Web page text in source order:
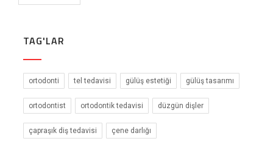
TAG'LAR
ortodonti tel tedavisi gülüş estetiği gülüş tasarımı
ortodontist ortodontik tedavisi düzgün dişler
çapraşık diş tedavisi çene darlığı